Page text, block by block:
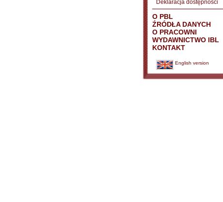
Deklaracja dostępności
O PBL
ŹRÓDŁA DANYCH
O PRACOWNI
WYDAWNICTWO IBL
KONTAKT
English version